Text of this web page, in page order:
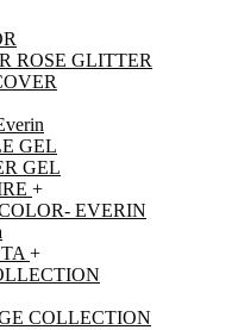
ROSE GLITTER
GEL
GEL
+
EVERIN
+
COLLECTION